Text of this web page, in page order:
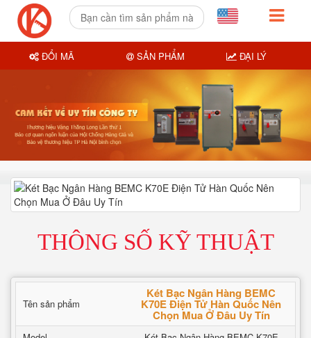
THÔNG SỐ KỸ THUẬT
Tên sản phẩm
Két Bạc Ngân Hàng BEMC
K70E Điện Tử Hàn Quốc Nên
Chọn Mua Ở Đâu Uy Tín
ĐỔI MÃ SẢN PHẨM ĐẠI LÝ